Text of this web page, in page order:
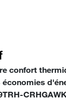
confort